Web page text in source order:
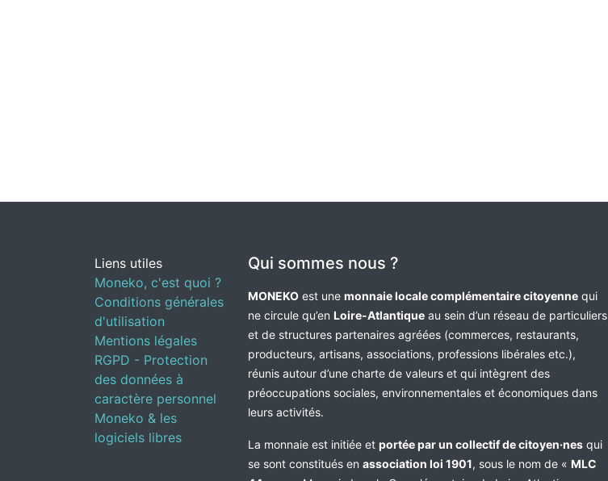
Liens utiles
Moneko, c'est quoi ?
Conditions générales
d'utilisation
Mentions légales
RGPD - Protection
des données à
caractère personnel
Moneko & les
logiciels libres
Qui sommes nous ?
MONEKO est une monnaie locale complémentaire citoyenne qui
ne circule qu’en Loire-Atlantique au sein d’un réseau de particuliers
et de structures partenaires agréées (commerces, restaurants,
producteurs, artisans, associations, professions libérales etc.),
réunis autour d’une charte de valeurs et qui intègrent des
préoccupations sociales, environnementales et économiques dans
leurs activités.
La monnaie est initiée et portée par un collectif de citoyen·nes qui
se sont constitués en association loi 1901, sous le nom de « MLC